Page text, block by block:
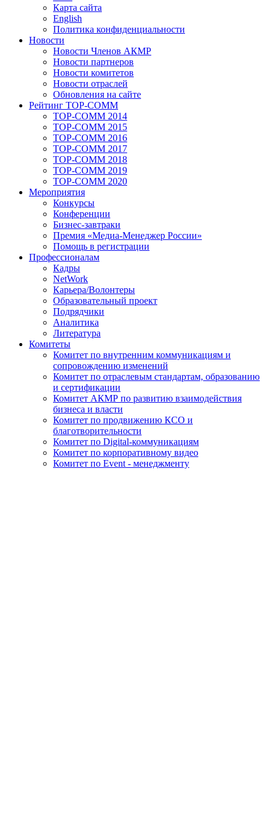
Карта сайта
English
Политика конфиденциальности
Новости
Новости Членов АКМР
Новости партнеров
Новости комитетов
Новости отраслей
Обновления на сайте
Рейтинг TOP-COMM
TOP-COMM 2014
TOP-COMM 2015
TOP-COMM 2016
TOP-COMM 2017
TOP-COMM 2018
TOP-COMM 2019
TOP-COMM 2020
Мероприятия
Конкурсы
Конференции
Бизнес-завтраки
Премия «Медиа-Менеджер России»
Помощь в регистрации
Профессионалам
Кадры
NetWork
Карьера/Волонтеры
Образовательный проект
Подрядчики
Аналитика
Литература
Комитеты
Комитет по внутренним коммуникациям и
сопровождению изменений
Комитет по отраслевым стандартам, образованию
и сертификации
Комитет АКМР по развитию взаимодействия
бизнеса и власти
Комитет по продвижению КСО и
благотворительности
Комитет по Digital-коммуникациям
Комитет по корпоративному видео
Комитет по Event - менеджменту